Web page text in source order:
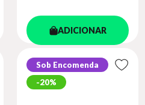
ADICIONAR
Sob Encomenda
20%